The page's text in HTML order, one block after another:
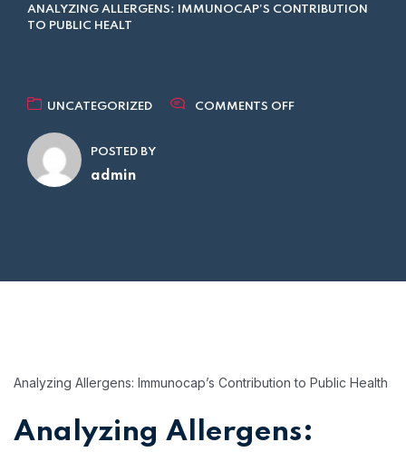
ANALYZING ALLERGENS: IMMUNOCAP’S CONTRIBUTION
TO PUBLIC HEALT
UNCATEGORIZED COMMENTS OFF
POSTED BY
admin
Analyzing Allergens: Immunocap’s Contribution to Public Health
Analyzing Allergens: